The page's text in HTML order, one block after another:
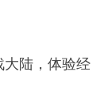
大陆，体验经